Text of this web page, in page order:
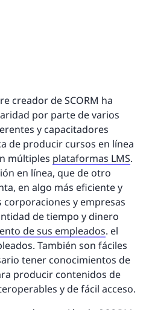
creador de SCORM ha
por parte de varios
y capacitadores
de producir cursos en línea
múltiples plataformas LMS.
en línea, que de otro
en algo más eficiente y
y empresas
de tiempo y dinero
de sus empleados. el
También son fáciles
tener conocimientos de
producir contenidos de
y de fácil acceso.